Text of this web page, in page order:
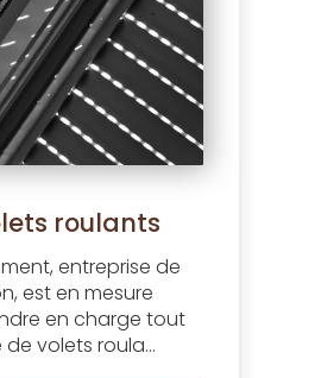
roulants
entreprise de
est en mesure
en charge tout
volets roula...